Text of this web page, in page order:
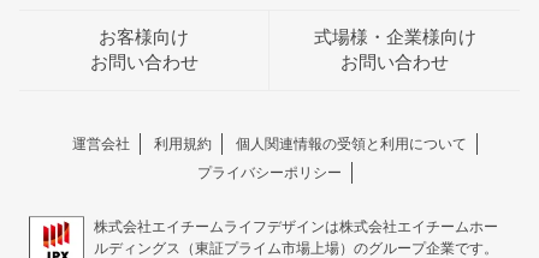
お客様向け
お問い合わせ
式場様・企業様向け
お問い合わせ
運営会社 利用規約
個人関連情報の受領と利用について
プライバシーポリシー
株式会社エイチームライフデザインは株式会社エイチームホー
ルディングス（東証プライム市場上場）のグループ企業です。